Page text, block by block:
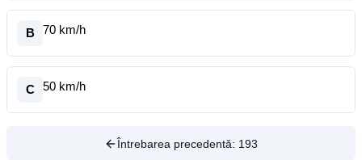
B 70 km/h
C 50 km/h
Întrebarea precedentă: 193